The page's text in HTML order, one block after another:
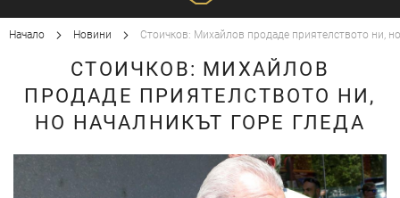
Начало Новини Стоичков: Михайлов продаде приятелството ни,
СТОИЧКОВ: МИХАЙЛОВ
ПРОДАДЕ ПРИЯТЕЛСТВОТО НИ,
НО НАЧАЛНИКЪТ ГОРЕ ГЛЕДА